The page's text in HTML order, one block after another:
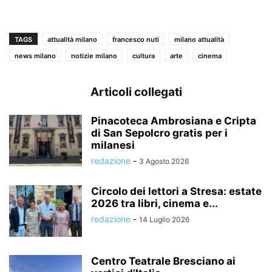
TAGS attualità milano francesco nuti
milano attualità
news milano
notizie milano cultura arte cinema
Articoli collegati
Pinacoteca Ambrosiana e Cripta
di San Sepolcro gratis per i
milanesi
redazione - 3 Agosto 2026
Circolo dei lettori a Stresa: estate
2026 tra libri, cinema e...
redazione - 14 Luglio 2026
Centro Teatrale Bresciano ai